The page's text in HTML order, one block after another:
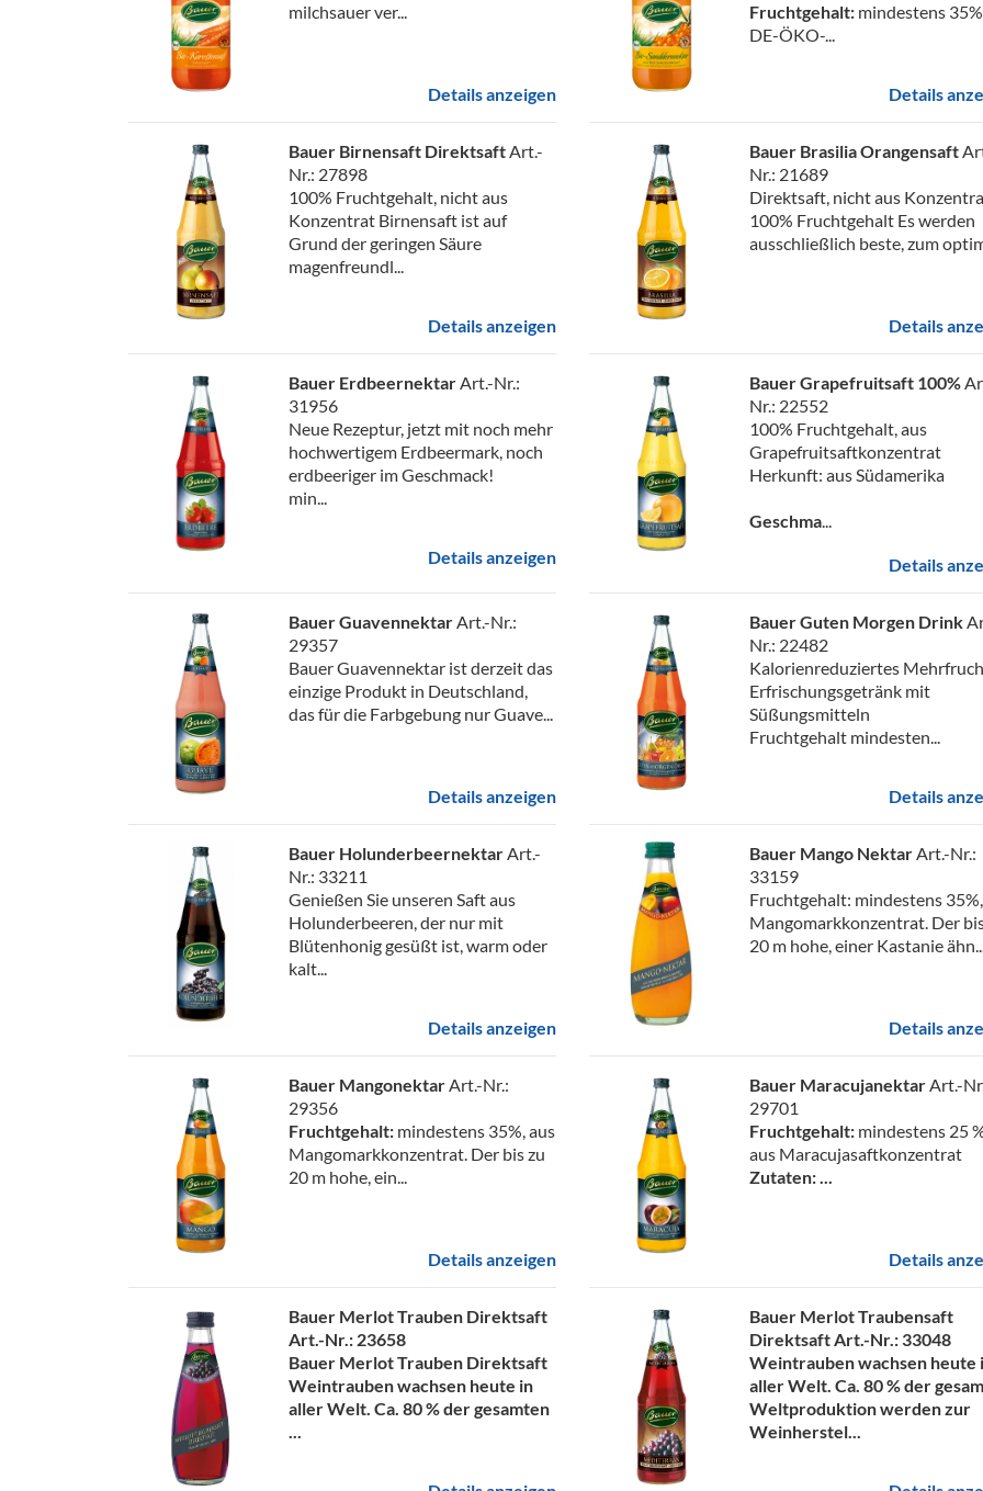
milchsauer ver...
Details anzeigen
Fruchtgehalt: mindestens
DE-ÖKO-...
Details
Bauer Birnensaft DirektsaftArt.-
Nr.: 27898
100% Fruchtgehalt, nicht aus
Konzentrat Birnensaft ist auf
Grund der geringen Säure
magenfreundl...
Details anzeigen
Bauer Brasilia Orangensaft
Nr.: 21689
Direktsaft, nicht aus
100% Fruchtgehalt Es werden
ausschließlich beste, zum
Details
Bauer ErdbeernektarArt.-Nr.:
31956
Neue Rezeptur, jetzt mit noch mehr
hochwertigem Erdbeermark, noch
erdbeeriger im Geschmack!
min...
Details anzeigen
Bauer Grapefruitsaft 100%
Nr.: 22552
100% Fruchtgehalt, aus
Grapefruitsaftkonzentrat
Herkunft: aus Südamerika
Geschma...
Details
Bauer GuavennektarArt.-Nr.:
29357
Bauer Guavennektar ist derzeit das
einzige Produkt in Deutschland,
das für die Farbgebung nur Guave...
Details anzeigen
Bauer Guten Morgen Drink
Nr.: 22482
Kalorienreduziertes
Erfrischungsgetränk mit
Süßungsmitteln
Fruchtgehalt mindesten...
Details
Bauer HolunderbeernektarArt.-
Nr.: 33211
Genießen Sie unseren Saft aus
Holunderbeeren, der nur mit
Blütenhonig gesüßt ist, warm oder
kalt...
Details anzeigen
Bauer Mango NektarArt.-Nr.:
33159
Fruchtgehalt: mindestens
Mangomarkkonzentrat. Der
20 m hohe, einer Kastanie
Details
Bauer MangonektarArt.-Nr.:
29356
Fruchtgehalt: mindestens 35%, aus
Mangomarkkonzentrat. Der bis zu
20 m hohe, ein...
Details anzeigen
Bauer MaracujanektarArt.-
29701
Fruchtgehalt: mindestens 25
aus Maracujasaftkonzentrat
Zutaten: ...
Details
Bauer Merlot Trauben Direktsaft
Art.-Nr.: 23658
Bauer Merlot Trauben Direktsaft
Weintrauben wachsen heute in
aller Welt. Ca. 80 % der gesamten
...
Bauer Merlot Traubensaft
DirektsaftArt.-Nr.: 33048
Weintrauben wachsen heute
aller Welt. Ca. 80 % der
Weltproduktion werden zur
Weinherstel...